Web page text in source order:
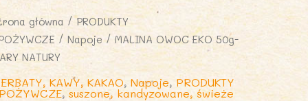
główna /PRODUKTY
/ Napoje/ MALINA OWOC EKO 50g-
NATURY
KAWY, KAKAO,Napoje, PRODUKTY
,suszone, kandyzowane, świeże